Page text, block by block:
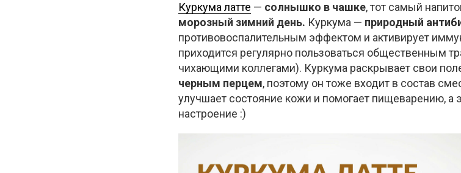
Куркума латте — солнышко в чашке, тот самый
морозный зимний день. Куркума — природный
противовоспалительным эффектом и активирует
приходится регулярно пользоваться общественным
чихающими коллегами). Куркума раскрывает свои
черным перцем, поэтому он тоже входит в состав
улучшает состояние кожи и помогает пищеварению, а
настроение :)